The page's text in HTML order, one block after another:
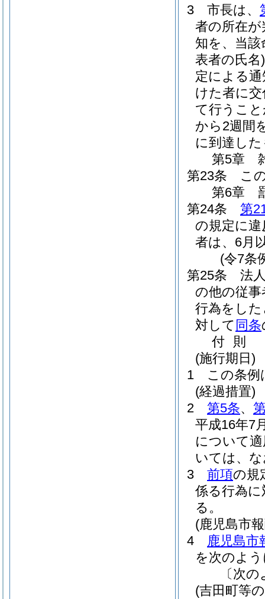
3
市長は、
者の所在
知を、当
表者の氏名)
定による
けた者に
て行うこ
から2週間
に到達し
第5章
第23条
こ
第6章
第24条
第
の規定に
者は、6月
(令7条
第25条
法
の他の従
行為をし
対して 同条
付 則
(施行期日)
1
この条例
(経過措置)
2
第5条、
平成16年7
について
いては、
3
前項の規
係る行為
る。
(鹿児島市
4
鹿児島市
を次のよ
〔次
(吉田町等